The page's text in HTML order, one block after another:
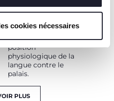
cookies nécessaires
fonctions vitales de la
bouche pendant la
succion non nutritive,
en maintenant la
position
physiologique de la
langue contre le
palais.
PLUS